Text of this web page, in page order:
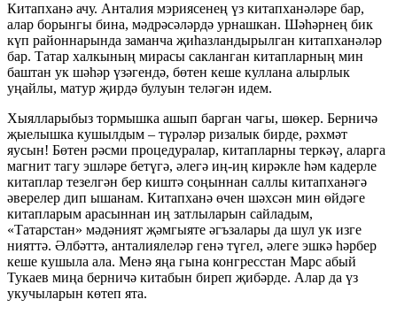
Китапханә ачу. Анталия мэриясенең үз китапханәләре бар,
алар борынгы бина, мәдрәсәләрдә урнашкан. Шәһәрнең бик
күп районнарында заманча җиһазландырылган китапханәләр
бар. Татар халкының мирасы сакланган китапларның мин
баштан ук шәһәр үзәгендә, бөтен кеше куллана алырлык
уңайлы, матур җирдә булуын теләгән идем.
Хыялларыбыз тормышка ашып барган чагы, шөкер. Берничә
җыелышка кушылдым – түрәләр ризалык бирде, рәхмәт
яусын! Бөтен рәсми процедуралар, китапларны теркәү, аларга
магнит тагу эшләре бетүгә, әлегә иң-иң кирәкле һәм кадерле
китаплар тезелгән бер киштә соңыннан саллы китапханәгә
әверелер дип ышанам. Китапханә өчен шәхсән мин өйдәге
китапларым арасыннан иң затлыларын сайладым,
«Татарстан» мәдәният җәмгыяте әгъзалары да шул ук изге
нияттә. Әлбәттә, анталиялеләр генә түгел, әлеге эшкә һәрбер
кеше кушыла ала. Менә яңа гына конгресстан Марс абый
Тукаев миңа берничә китабын биреп җибәрде. Алар да үз
укучыларын көтеп ята.